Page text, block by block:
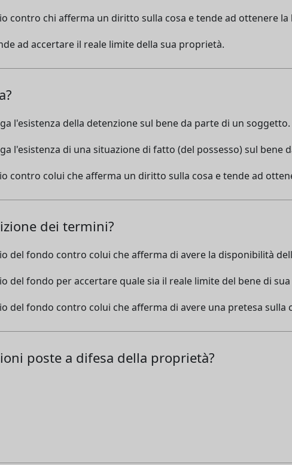
contro chi afferma un diritto sulla cosa e tende ad ottenere la
ad accertare il reale limite della sua proprietà.
l'esistenza della detenzione sul bene da parte di un soggetto.
l'esistenza di una situazione di fatto (del possesso) sul bene
contro colui che afferma un diritto sulla cosa e tende ad
dei termini?
del fondo contro colui che afferma di avere la disponibilità
del fondo per accertare quale sia il reale limite del bene di
del fondo contro colui che afferma di avere una pretesa sulla
poste a difesa della proprietà?